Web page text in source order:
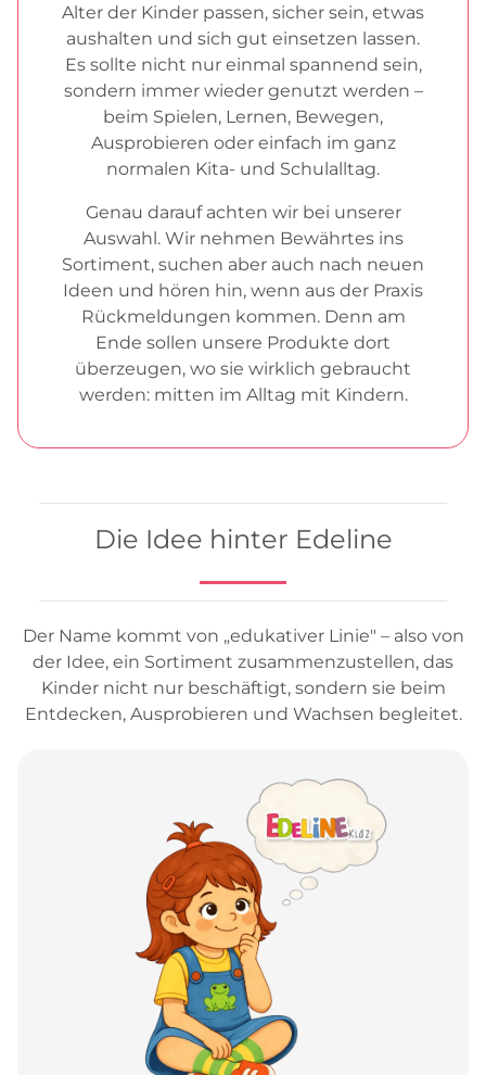
Alter der Kinder passen, sicher sein, etwas
aushalten und sich gut einsetzen lassen.
Es sollte nicht nur einmal spannend sein,
sondern immer wieder genutzt werden –
beim Spielen, Lernen, Bewegen,
Ausprobieren oder einfach im ganz
normalen Kita- und Schulalltag.
Genau darauf achten wir bei unserer
Auswahl. Wir nehmen Bewährtes ins
Sortiment, suchen aber auch nach neuen
Ideen und hören hin, wenn aus der Praxis
Rückmeldungen kommen. Denn am
Ende sollen unsere Produkte dort
überzeugen, wo sie wirklich gebraucht
werden: mitten im Alltag mit Kindern.
Die Idee hinter Edeline
Der Name kommt von „edukativer Linie" – also von
der Idee, ein Sortiment zusammenzustellen, das
Kinder nicht nur beschäftigt, sondern sie beim
Entdecken, Ausprobieren und Wachsen begleitet.